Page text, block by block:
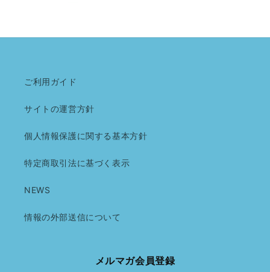
ご利用ガイド
サイトの運営方針
個人情報保護に関する基本方針
特定商取引法に基づく表示
NEWS
情報の外部送信について
メルマガ会員登録